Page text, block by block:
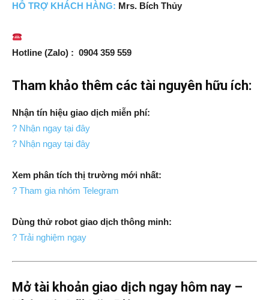
HỖ TRỢ KHÁCH HÀNG: Mrs. Bích Thủy
Hotline (Zalo) : 0904 359 559
Tham khảo thêm các tài nguyên hữu ích:
Nhận tín hiệu giao dịch miễn phí:
? Nhận ngay tại đây
? Nhận ngay tại đây
Xem phân tích thị trường mới nhất:
? Tham gia nhóm Telegram
Dùng thử robot giao dịch thông minh:
? Trải nghiệm ngay
Mở tài khoản giao dịch ngay hôm nay –